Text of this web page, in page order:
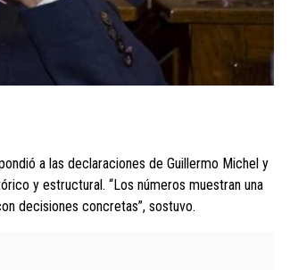
a las declaraciones de Guillermo Michel y
y estructural. “Los números muestran una
decisiones concretas”, sostuvo.